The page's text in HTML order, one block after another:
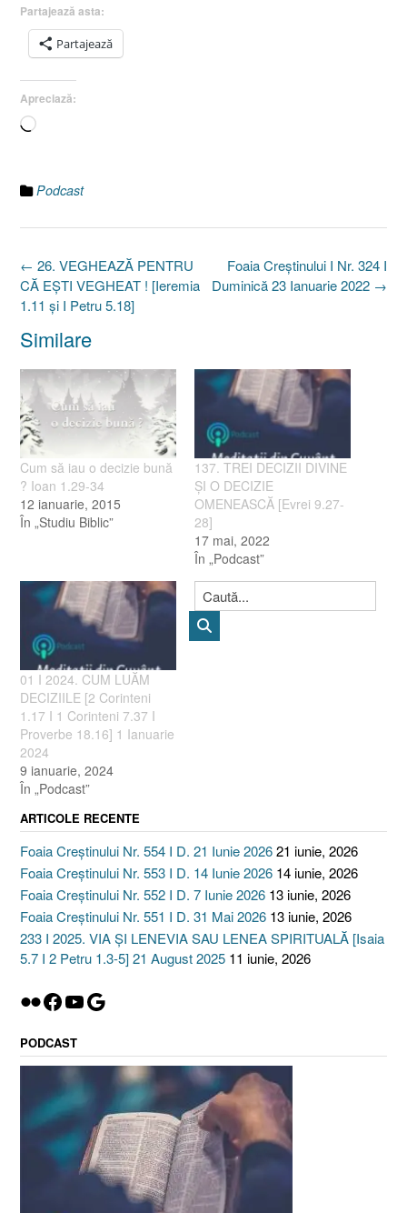
Partajează asta:
Partajează
Apreciază:
Încarc...
Podcast
Post
navigation
Foaia Creştinului I Nr. 324 I
Duminică 23 Ianuarie 2022 →
← 26. VEGHEAZĂ PENTRU
CĂ EŞTI VEGHEAT ! [Ieremia
1.11 şi I Petru 5.18]
Similare
Cum să iau o decizie bună
? Ioan 1.29-34
12 ianuarie, 2015
În „Studiu Biblic”
137. TREI DECIZII DIVINE
ŞI O DECIZIE
OMENEASCĂ [Evrei 9.27-
28]
17 mai, 2022
În „Podcast”
01 I 2024. CUM LUĂM
DECIZIILE [2 Corinteni
1.17 I 1 Corinteni 7.37 I
Proverbe 18.16] 1 Ianuarie
2024
9 ianuarie, 2024
În „Podcast”
ARTICOLE RECENTE
Foaia Creștinului Nr. 554 I D. 21 Iunie 202621 iunie, 2026
Foaia Creștinului Nr. 553 I D. 14 Iunie 2026 14 iunie, 2026
Foaia Creștinului Nr. 552 I D. 7 Iunie 2026 13 iunie, 2026
Foaia Creștinului Nr. 551 I D. 31 Mai 2026 13 iunie, 2026
233 I 2025. VIA ȘI LENEVIA SAU LENEA SPIRITUALĂ [Isaia
5.7 I 2 Petru 1.3-5] 21 August 2025 11 iunie, 2026
Flickr
Facebook
YouTube
Google
PODCAST